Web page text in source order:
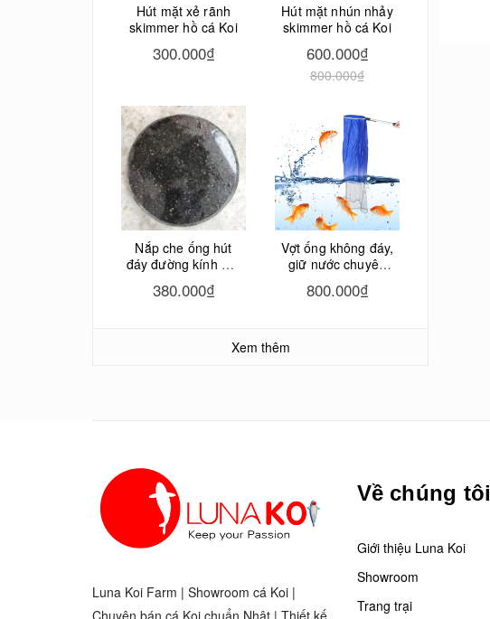
Hút mặt xẻ rãnh
skimmer hồ cá Koi
300.000₫
Hút mặt nhún nhảy
skimmer hồ cá Koi
600.000₫
800.000₫
Nắp che ống hút
đáy đường kính 20-
cương cho hồ cá
380.000₫
Vợt ống không đáy,
giữ nước chuyên
800.000₫
Xem thêm
Luna Koi Farm | Showroom cá Koi |
Chuyên bán cá Koi chuẩn Nhật | Thiết kế
Về chúng tôi
Giới thiệu Luna Koi
Showroom
Trang trại